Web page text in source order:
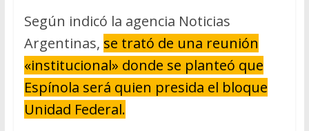
Según indicó la agencia Noticias
Argentinas, se trató de una reunión
«institucional» donde se planteó que
Espínola será quien presida el bloque
Unidad Federal.